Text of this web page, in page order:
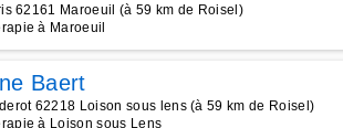
62161 Maroeuil (à 59 km de Roisel)
à Maroeuil
Baert
62218 Loison sous lens (à 59 km de Roisel)
à Loison sous Lens